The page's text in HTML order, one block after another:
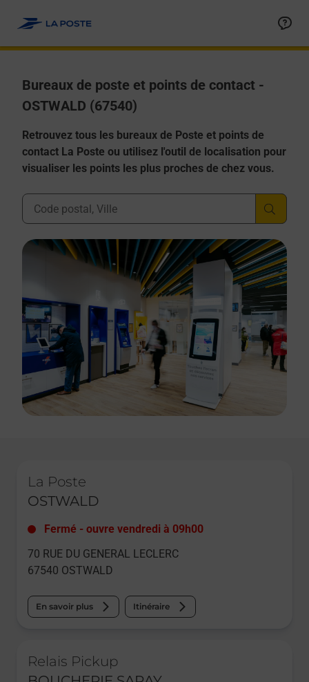
Bureaux de poste et points de contact -
OSTWALD (67540)
Retrouvez tous les bureaux de Poste et points de
contact La Poste ou utilisez l'outil de localisation pour
visualiser les points les plus proches de chez vous.
Ville, Département, Code Postal
La Poste
OSTWALD
Fermé - ouvre vendredi à 09h00
70 RUE DU GENERAL LECLERC
67540 OSTWALD
En savoir plus Itinéraire
Relais Pickup